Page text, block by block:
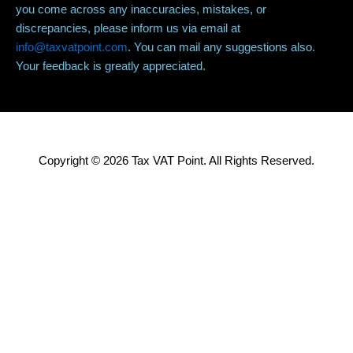
you come across any inaccuracies, mistakes, or
discrepancies, please inform us via email at
info@taxvatpoint.com. You can mail any suggestions also.
Your feedback is greatly appreciated.
Copyright © 2026 Tax VAT Point. All Rights Reserved.